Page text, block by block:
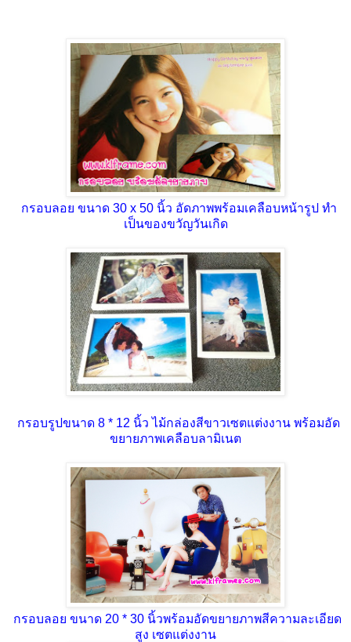
กรอบลอย ขนาด 30 x 50 นิ้ว อัดภาพพร้อมเคลือบหน้ารูป ทำ
เป็นของขวัญวันเกิด
กรอบรูปขนาด 8 * 12 นิ้ว ไม้กล่องสีขาวเซตแต่งงาน พร้อมอัด
ขยายภาพเคลือบลามิเนต
กรอบลอย ขนาด 20 * 30 นิ้วพร้อมอัดขยายภาพสีความละเอียด
สูง เซตแต่งงาน